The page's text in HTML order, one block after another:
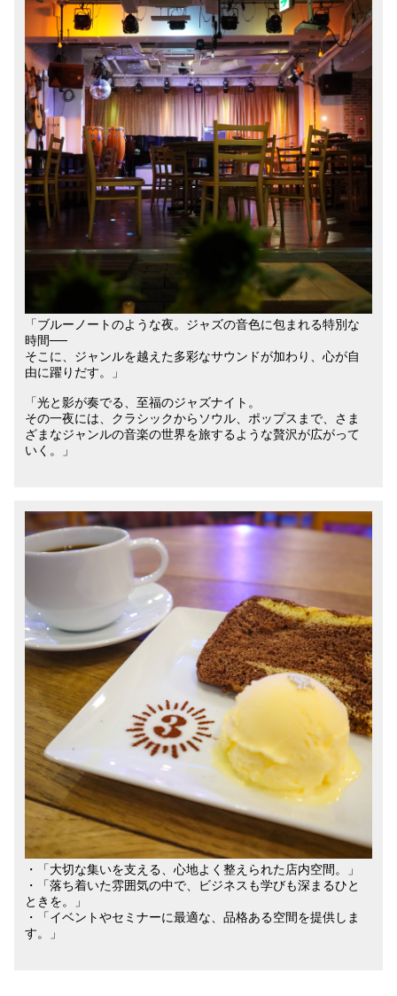
「ブルーノートのような夜。ジャズの音色に包まれる特別な
時間──
そこに、ジャンルを越えた多彩なサウンドが加わり、心が自
由に躍りだす。」
「光と影が奏でる、至福のジャズナイト。
その一夜には、クラシックからソウル、ポップスまで、さま
ざまなジャンルの音楽の世界を旅するような贅沢が広がって
いく。」
・「大切な集いを支える、心地よく整えられた店内空間。」
・「落ち着いた雰囲気の中で、ビジネスも学びも深まるひと
ときを。」
・「イベントやセミナーに最適な、品格ある空間を提供しま
す。」